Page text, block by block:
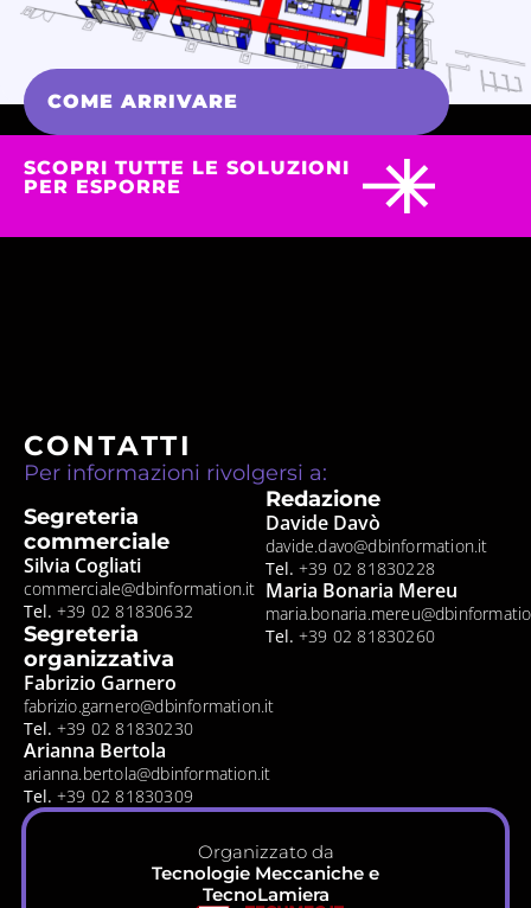
SCOPRI TUTTE LE SOLUZIONI
PER ESPORRE
COME ARRIVARE
CONTATTI
Per informazioni rivolgersi a:
Segreteria
commerciale
Silvia Cogliati
commerciale@dbinformation.it
Tel. +39 02 81830632
Segreteria
organizzativa
Fabrizio Garnero
fabrizio.garnero@dbinformation.it
Tel. +39 02 81830230
Arianna Bertola
arianna.bertola@dbinformation.it
Tel. +39 02 81830309
Redazione
Davide Davò
davide.davo@dbinformation.it
Tel. +39 02 81830228
Maria Bonaria Mereu
Tel. +39 02 81830260
Organizzato da
Tecnologie Meccaniche e
TecnoLamiera